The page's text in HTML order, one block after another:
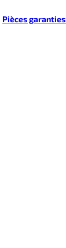
Pièces garanties